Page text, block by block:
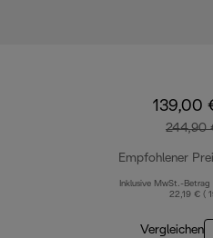
139,00
244,90
Empfohlener
Inklusive MwSt.-Betrag
22,19 € (
Vergleichen